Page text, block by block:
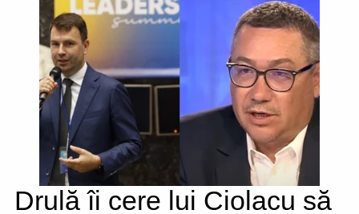
Drulă îi cere lui Ciolacu să